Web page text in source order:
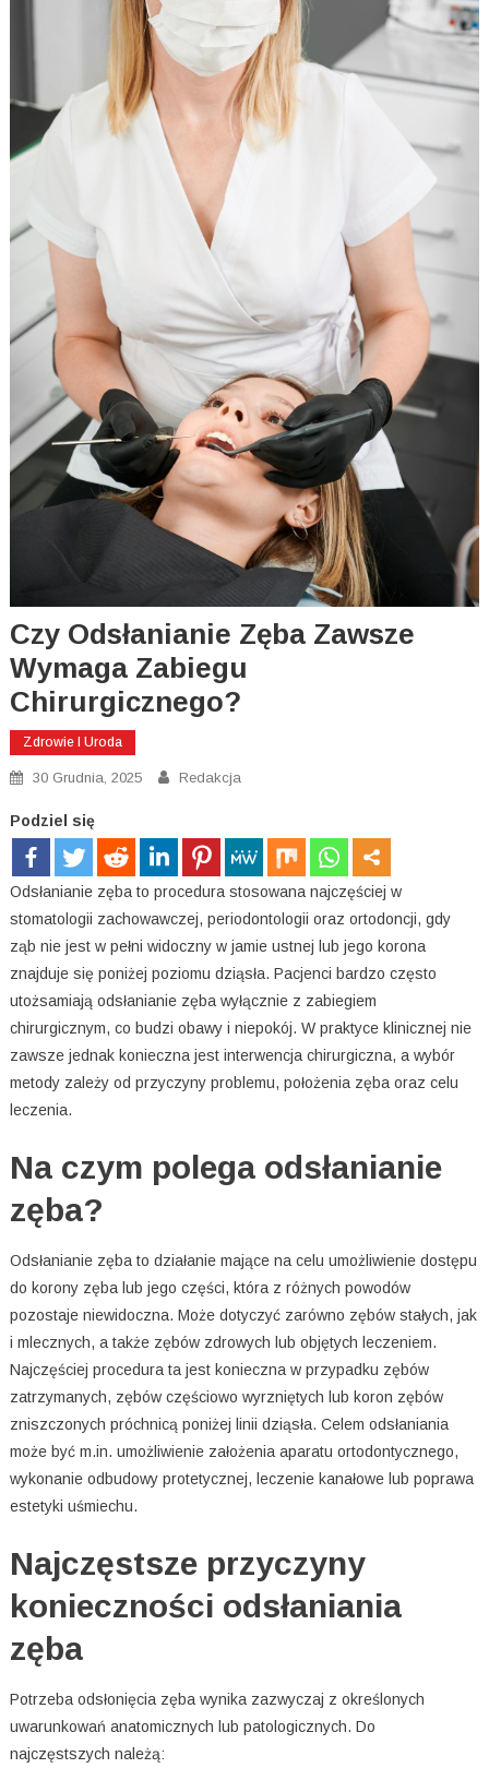
Czy Odsłanianie Zęba Zawsze
Wymaga Zabiegu
Chirurgicznego?
Zdrowie I Uroda
30 Grudnia, 2025 Redakcja
Podziel się
Odsłanianie zęba to procedura stosowana najczęściej w
stomatologii zachowawczej, periodontologii oraz ortodoncji, gdy
ząb nie jest w pełni widoczny w jamie ustnej lub jego korona
znajduje się poniżej poziomu dziąsła. Pacjenci bardzo często
utożsamiają odsłanianie zęba wyłącznie z zabiegiem
chirurgicznym, co budzi obawy i niepokój. W praktyce klinicznej nie
zawsze jednak konieczna jest interwencja chirurgiczna, a wybór
metody zależy od przyczyny problemu, położenia zęba oraz celu
leczenia.
Na czym polega odsłanianie
zęba?
Odsłanianie zęba to działanie mające na celu umożliwienie dostępu
do korony zęba lub jego części, która z różnych powodów
pozostaje niewidoczna. Może dotyczyć zarówno zębów stałych, jak
i mlecznych, a także zębów zdrowych lub objętych leczeniem.
Najczęściej procedura ta jest konieczna w przypadku zębów
zatrzymanych, zębów częściowo wyrzniętych lub koron zębów
zniszczonych próchnicą poniżej linii dziąsła. Celem odsłaniania
może być m.in. umożliwienie założenia aparatu ortodontycznego,
wykonanie odbudowy protetycznej, leczenie kanałowe lub poprawa
estetyki uśmiechu.
Najczęstsze przyczyny
konieczności odsłaniania
zęba
Potrzeba odsłonięcia zęba wynika zazwyczaj z określonych
uwarunkowań anatomicznych lub patologicznych. Do
najczęstszych należą: